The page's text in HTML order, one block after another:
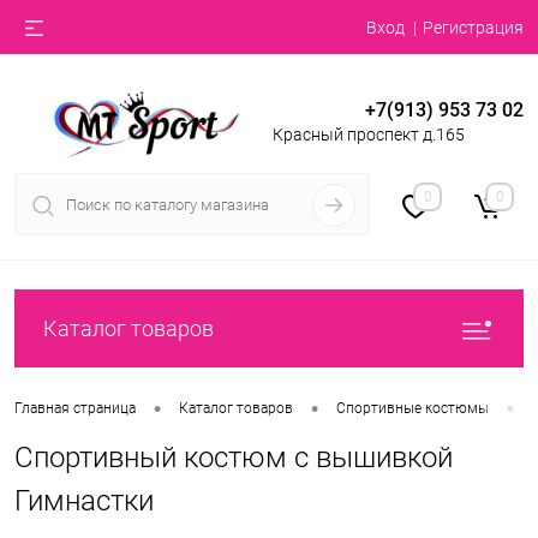
Вход Регистрация
+7(913) 953 73 02
Красный проспект д.165
0 0
Каталог товаров
Главная страница • Каталог товаров • Спортивные костюмы •
Спортивный костюм с вышивкой
Гимнастки